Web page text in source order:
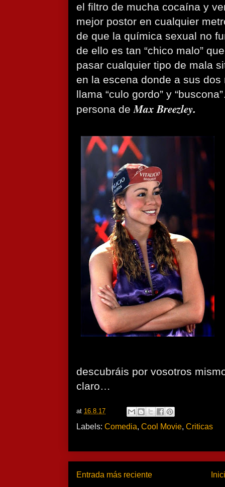
el filtro de mucha cocaína y
mejor postor en cualquier
de que la química sexual no
de ello es tan “chico malo”
pasar cualquier tipo de mala
en la escena donde a sus
llama “culo gordo” y
persona deMax Breezley.
descubráis por vosotros
claro…
at 16.8.17
Labels: Comedia, Cool Movie, Criticas
Entrada más reciente